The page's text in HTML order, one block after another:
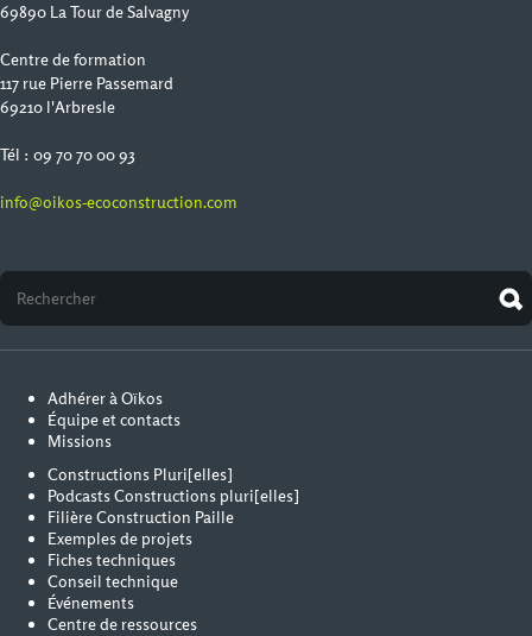
69890 La Tour de Salvagny
Centre de formation
117 rue Pierre Passemard
69210 l'Arbresle
Tél : 09 70 70 00 93
info@oikos-ecoconstruction.com
Adhérer à Oïkos
Équipe et contacts
Missions
Constructions Pluri[elles]
Podcasts Constructions pluri[elles]
Filière Construction Paille
Exemples de projets
Fiches techniques
Conseil technique
Événements
Centre de ressources